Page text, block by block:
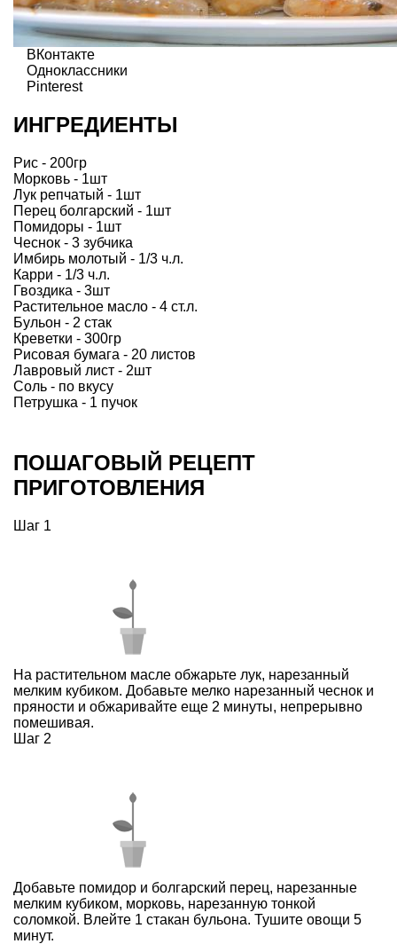
ВКонтакте
Одноклассники
Pinterest
ИНГРЕДИЕНТЫ
Рис - 200гр
Морковь - 1шт
Лук репчатый - 1шт
Перец болгарский - 1шт
Помидоры - 1шт
Чеснок - 3 зубчика
Имбирь молотый - 1/3 ч.л.
Карри - 1/3 ч.л.
Гвоздика - 3шт
Растительное масло - 4 ст.л.
Бульон - 2 стак
Креветки - 300гр
Рисовая бумага - 20 листов
Лавровый лист - 2шт
Соль - по вкусу
Петрушка - 1 пучок
ПОШАГОВЫЙ РЕЦЕПТ
ПРИГОТОВЛЕНИЯ
Шаг 1
На растительном масле обжарьте лук, нарезанный
мелким кубиком. Добавьте мелко нарезанный чеснок и
пряности и обжаривайте еще 2 минуты, непрерывно
помешивая.
Шаг 2
Добавьте помидор и болгарский перец, нарезанные
мелким кубиком, морковь, нарезанную тонкой
соломкой. Влейте 1 стакан бульона. Тушите овощи 5
минут.